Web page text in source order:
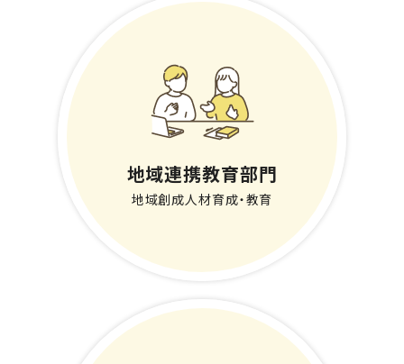
地域連携教育部門
地域創成人材育成・教育